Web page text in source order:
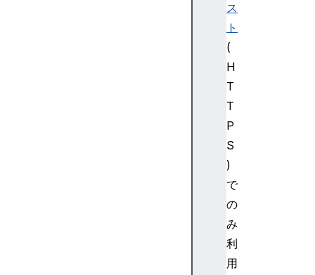
ス
ト
(
H
T
T
P
S
)
で
の
み
利
用